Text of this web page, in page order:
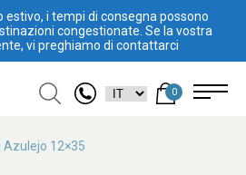
i tempi di consegna possono
congestionate. Se la vostra
vi preghiamo di contattarci
0
Azulejo 12×35